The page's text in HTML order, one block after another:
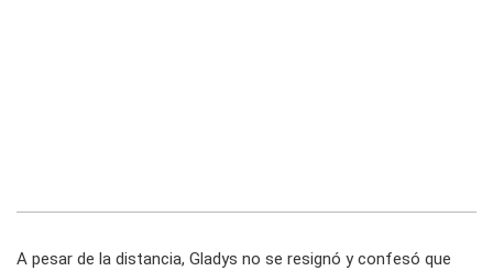
A pesar de la distancia, Gladys no se resignó y confesó que